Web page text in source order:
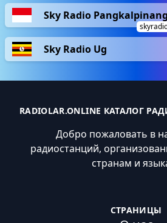
Sky Radio Pangkalpinang
Sky Radio Ug
RADIOLAR.ONLINE КАТАЛОГ
Добро пожаловать в
радиостанций,
странам и
СТРАНИЦЫ